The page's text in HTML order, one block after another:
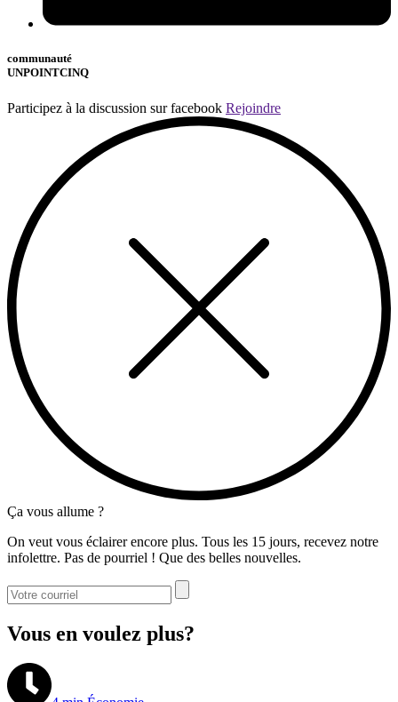
communauté
UNPOINTCINQ
Participez à la discussion sur facebook Rejoindre
Ça vous allume ?
On veut vous éclairer encore plus. Tous les 15 jours, recevez notre
infolettre. Pas de pourriel ! Que des belles nouvelles.
Vous en voulez plus?